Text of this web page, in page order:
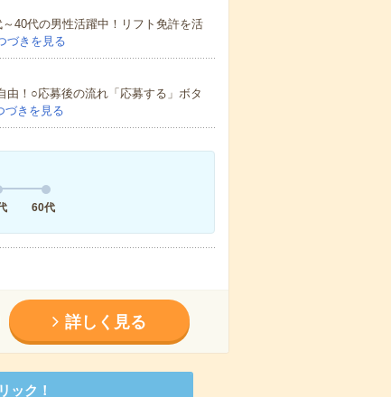
40代の男性活躍中！リフト免許を活
づきを見る
由！○応募後の流れ「応募する」ボタ
づきを見る
60代
詳しく見る
ック！